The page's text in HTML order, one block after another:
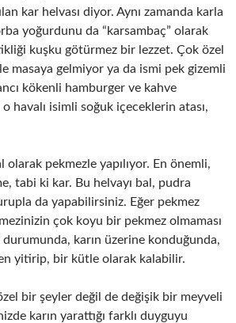
kar helvası diyor. Aynı zamanda karla
yoğurdunu da “karsambaç” olarak
kuşku götürmez bir lezzet. Çok özel
masaya gelmiyor ya da ismi pek gizemli
kökenli hamburger ve kahve
havalı isimli soğuk içeceklerin atası,
olarak pekmezle yapılıyor. En önemli,
tabi ki kar. Bu helvayı bal, pudra
da yapabilirsiniz. Eğer pekmez
çok koyu bir pekmez olmaması
durumunda, karın üzerine konduğunda,
yitirip, bir kütle olarak kalabilir.
bir şeyler değil de değişik bir meyveli
karın yarattığı farklı duyguyu